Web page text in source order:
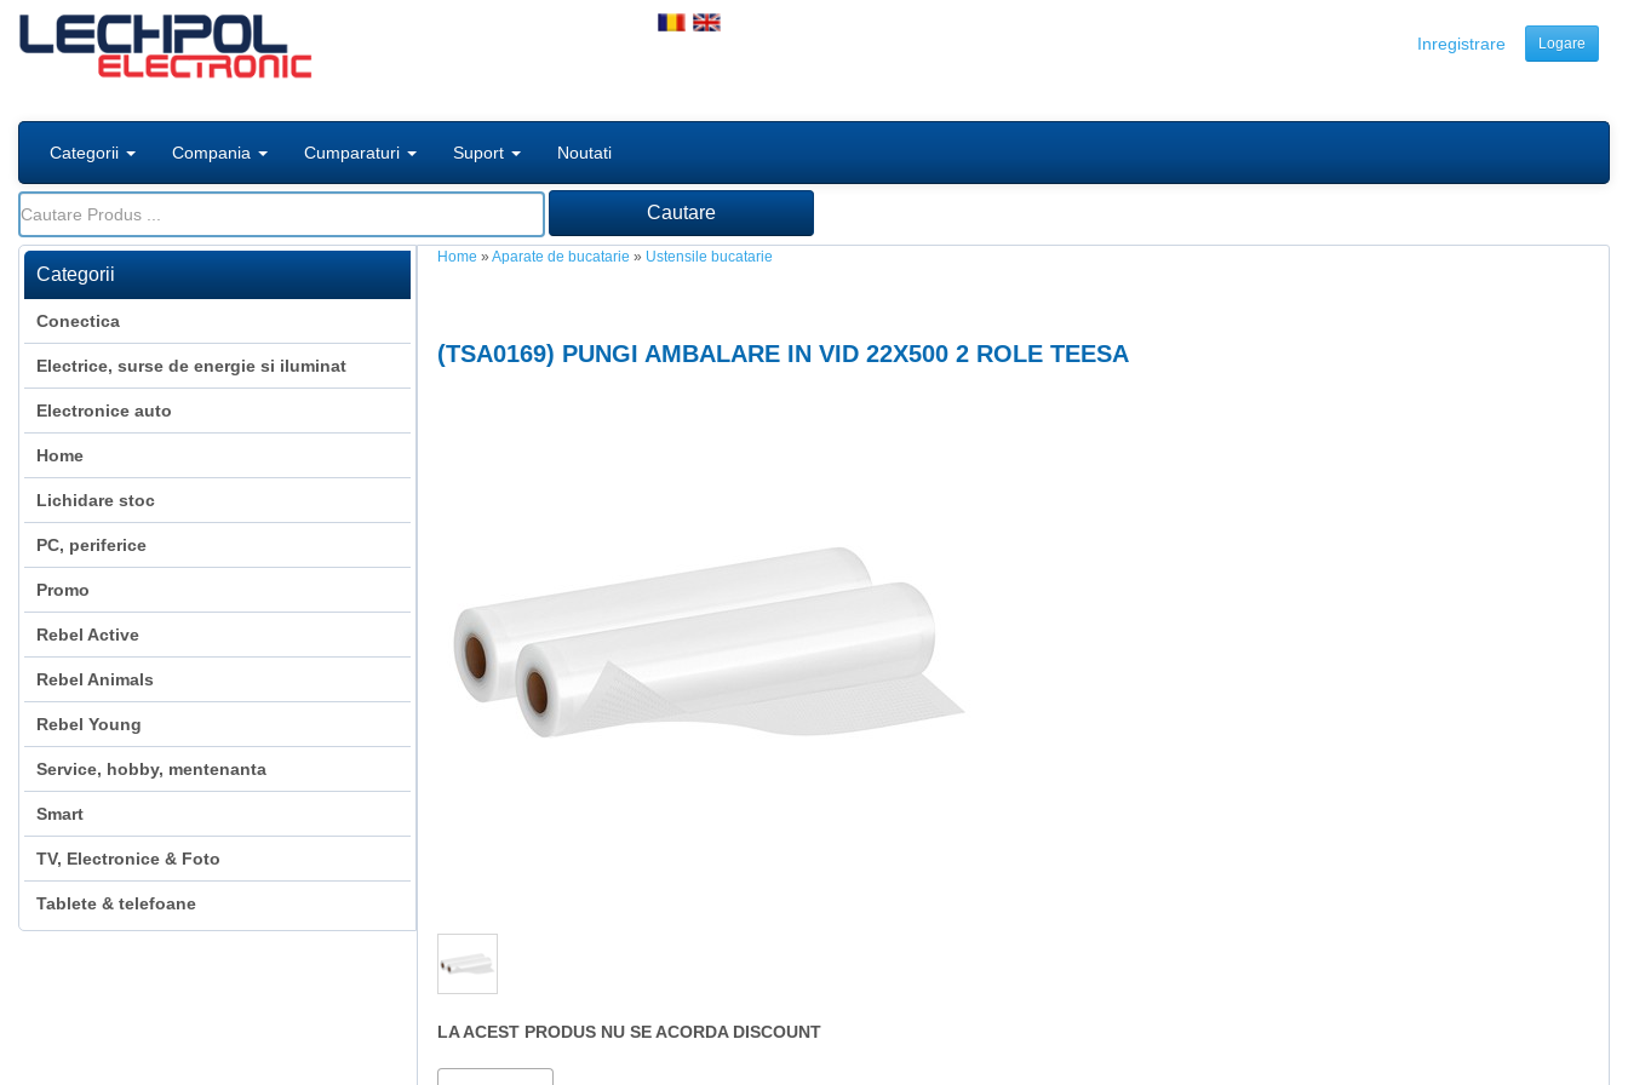
Inregistrare Logare
Categorii Compania Cumparaturi Suport Noutati
Categorii
Conectica
Electrice, surse de energie si iluminat
Electronice auto
Home
Lichidare stoc
PC, periferice
Promo
Rebel Active
Rebel Animals
Rebel Young
Service, hobby, mentenanta
Smart
TV, Electronice & Foto
Tablete & telefoane
Home » Aparate de bucatarie » Ustensile bucatarie
(TSA0169) PUNGI AMBALARE IN VID 22X500 2 ROLE TEESA
LA ACEST PRODUS NU SE ACORDA DISCOUNT